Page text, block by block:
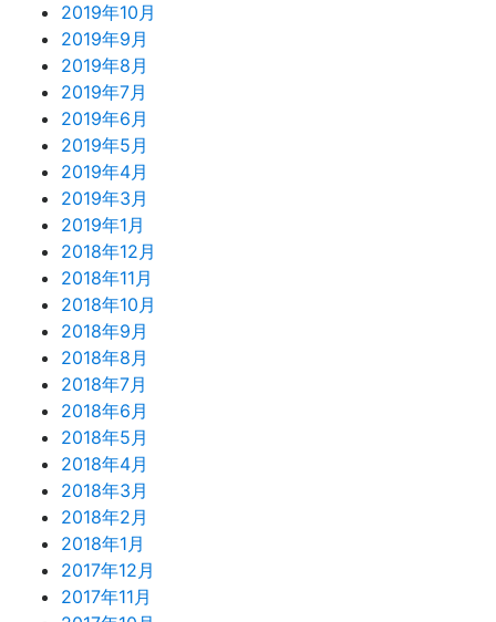
2019年10月
2019年9月
2019年8月
2019年7月
2019年6月
2019年5月
2019年4月
2019年3月
2019年1月
2018年12月
2018年11月
2018年10月
2018年9月
2018年8月
2018年7月
2018年6月
2018年5月
2018年4月
2018年3月
2018年2月
2018年1月
2017年12月
2017年11月